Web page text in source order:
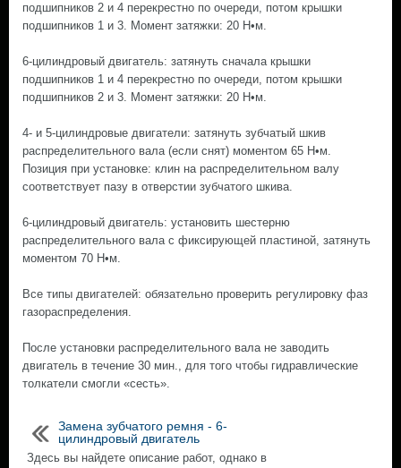
подшипников 2 и 4 перекрестно по очереди, потом крышки
подшипников 1 и 3. Момент затяжки: 20 Н•м.
6-цилиндровый двигатель: затянуть сначала крышки
подшипников 1 и 4 перекрестно по очереди, потом крышки
подшипников 2 и 3. Момент затяжки: 20 Н•м.
4- и 5-цилиндровые двигатели: затянуть зубчатый шкив
распределительного вала (если снят) моментом 65 Н•м.
Позиция при установке: клин на распределительном валу
соответствует пазу в отверстии зубчатого шкива.
6-цилиндровый двигатель: установить шестерню
распределительного вала с фиксирующей пластиной, затянуть
моментом 70 Н•м.
Все типы двигателей: обязательно проверить регулировку фаз
газораспределения.
После установки распределительного вала не заводить
двигатель в течение 30 мин., для того чтобы гидравлические
толкатели смогли «сесть».
Замена зубчатого ремня - 6-
цилиндровый двигатель
Здесь вы найдете описание работ, однако в